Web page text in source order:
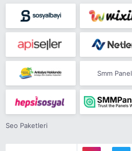
Smm Panel
Seo Paketleri